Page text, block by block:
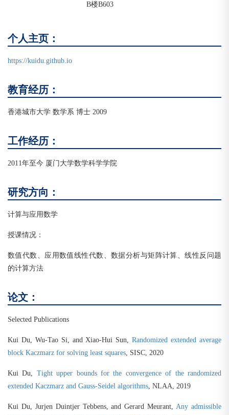
B楼B603
个人主页：
https://kuidu.github.io
教育经历：
香港城市大学 数学系 博士 2009
工作经历：
2011年至今 厦门大学数学科学学院
研究方向：
计算与应用数学
授课情况：
数值代数、应用数值线性代数、数据分析与矩阵计算、线性反问题
的计算方法
论文：
Selected Publications
Kui Du, Wu-Tao Si, and Xiao-Hui Sun,Randomized extended average
block Kaczmarz for solving least squares, SISC, 2020
Kui Du, Tight upper bounds for the convergence of the randomized
extended Kaczmarz and Gauss-Seidel algorithms, NLAA, 2019
Kui Du, Jurjen Duintjer Tebbens, and Gerard Meurant,Any admissible